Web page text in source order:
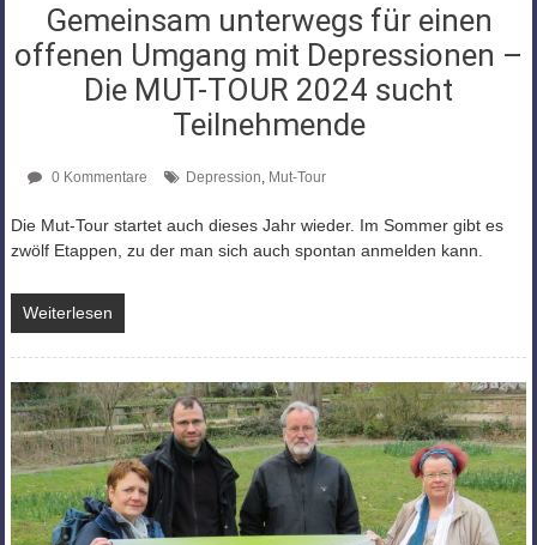
Gemeinsam unterwegs für einen
offenen Umgang mit Depressionen –
Die MUT-TOUR 2024 sucht
Teilnehmende
0 Kommentare Depression Mut-Tour
Die Mut-Tour startet auch dieses Jahr wieder. Im Sommer gibt es
zwölf Etappen, zu der man sich auch spontan anmelden kann.
Weiterlesen